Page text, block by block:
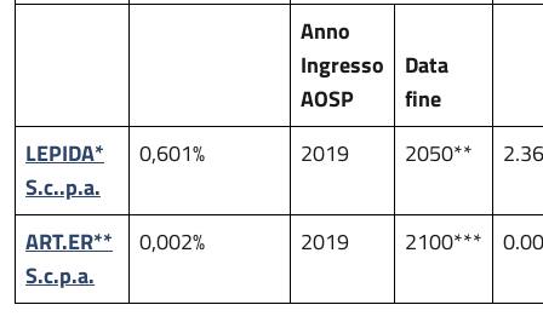
Anno
Ingresso
AOSP
Data
fine
LEPIDA*
S.c..p.a.
0,601% 2019 2050**
ART.ER**
S.c.p.a.
0,002% 2019 2100*** 0.00